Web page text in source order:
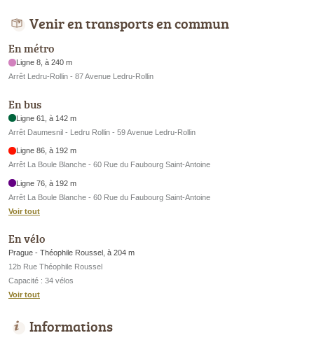
Venir en transports en commun
En métro
Ligne 8, à 240 m
Arrêt Ledru-Rollin - 87 Avenue Ledru-Rollin
En bus
Ligne 61, à 142 m
Arrêt Daumesnil - Ledru Rollin - 59 Avenue Ledru-Rollin
Ligne 86, à 192 m
Arrêt La Boule Blanche - 60 Rue du Faubourg Saint-Antoine
Ligne 76, à 192 m
Arrêt La Boule Blanche - 60 Rue du Faubourg Saint-Antoine
Voir tout
En vélo
Prague - Théophile Roussel, à 204 m
12b Rue Théophile Roussel
Capacité : 34 vélos
Voir tout
Informations